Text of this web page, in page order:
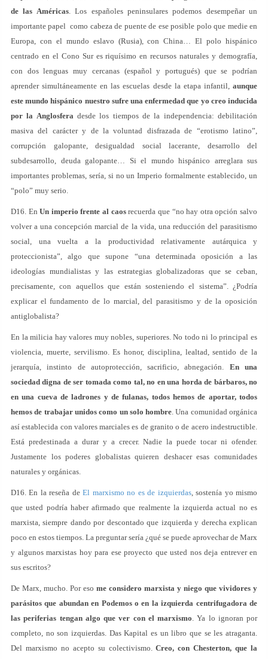
de las Américas. Los españoles peninsulares podemos desempeñar un
importante papel como cabeza de puente de ese posible polo que medie en
Europa, con el mundo eslavo (Rusia), con China… El polo hispánico
centrado en el Cono Sur es riquísimo en recursos naturales y demografía,
con dos lenguas muy cercanas (español y portugués) que se podrían
aprender simultáneamente en las escuelas desde la etapa infantil, aunque
este mundo hispánico nuestro sufre una enfermedad que yo creo inducida
por la Anglosferadesde los tiempos de la independencia: debilitación
masiva del carácter y de la voluntad disfrazada de “erotismo latino”,
corrupción galopante, desigualdad social lacerante, desarrollo del
subdesarrollo, deuda galopante… Si el mundo hispánico arreglara sus
importantes problemas, sería, si no un Imperio formalmente establecido, un
“polo” muy serio.
D16. EnUn imperio frente al caosrecuerda que “no hay otra opción salvo
volver a una concepción marcial de la vida, una reducción del parasitismo
social, una vuelta a la productividad relativamente autárquica y
proteccionista”, algo que supone “una determinada oposición a las
ideologías mundialistas y las estrategias globalizadoras que se ceban,
precisamente, con aquellos que están sosteniendo el sistema”. ¿Podría
explicar el fundamento de lo marcial, del parasitismo y de la oposición
antiglobalista?
En la milicia hay valores muy nobles, superiores. No todo ni lo principal es
violencia, muerte, servilismo. Es honor, disciplina, lealtad, sentido de la
jerarquía, instinto de autoprotección, sacrificio, abnegación. En una
sociedad digna de ser tomada como tal, no en una horda de bárbaros, no
en una cueva de ladrones y de fulanas, todos hemos de aportar, todos
hemos de trabajar unidos como un solo hombre. Una comunidad orgánica
así establecida con valores marciales es de granito o de acero indestructible.
Está predestinada a durar y a crecer. Nadie la puede tocar ni ofender.
Justamente los poderes globalistas quieren deshacer esas comunidades
naturales y orgánicas.
D16. En la reseña deEl marxismo no es de izquierdas, sostenía yo mismo
que usted podría haber afirmado que realmente la izquierda actual no es
marxista, siempre dando por descontado que izquierda y derecha explican
poco en estos tiempos. La preguntar sería ¿qué se puede aprovechar de Marx
y algunos marxistas hoy para ese proyecto que usted nos deja entrever en
sus escritos?
De Marx, mucho. Por eso me considero marxista y niego que vividores y
parásitos que abundan en Podemos o en la izquierda centrifugadora de
las periferias tengan algo que ver con el marxismo. Ya lo ignoran por
completo, no son izquierdas. Das Kapital es un libro que se les atraganta.
Del marxismo no acepto su colectivismo.Creo, con Chesterton, que la